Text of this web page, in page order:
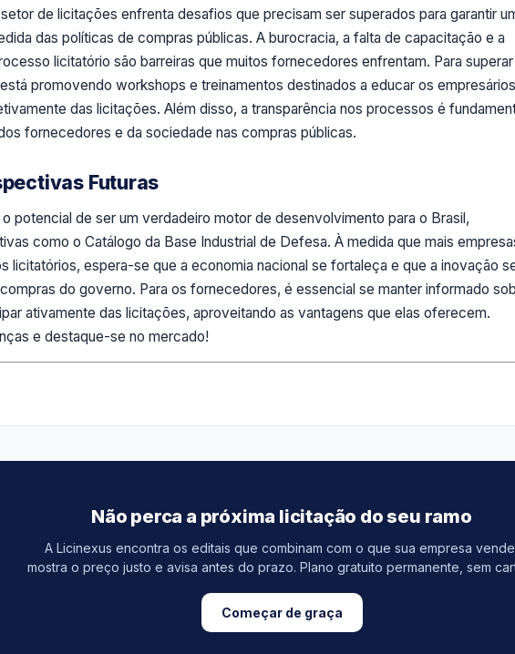
de licitações enfrenta desafios que precisam ser superados para garantir
das políticas de compras públicas. A burocracia, a falta de capacitação e a
licitatório são barreiras que muitos fornecedores enfrentam. Para superar
promovendo workshops e treinamentos destinados a educar os empresários
das licitações. Além disso, a transparência nos processos é
fornecedores e da sociedade nas compras públicas.
Futuras
potencial de ser um verdadeiro motor de desenvolvimento para o Brasil,
como o Catálogo da Base Industrial de Defesa. À medida que mais
licitatórios, espera-se que a economia nacional se fortaleça e que a inovação
do governo. Para os fornecedores, é essencial se manter informado
ativamente das licitações, aproveitando as vantagens que elas oferecem.
e destaque-se no mercado!
Não perca a próxima licitação do seu ramo
A Licinexus encontra os editais que combinam com o que sua empresa vende,
mostra o preço justo e avisa antes do prazo. Plano gratuito permanente, sem
Começar de graça